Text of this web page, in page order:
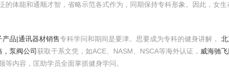
的体能和通顺才智，省略示范各式作为，同期保持专科形象。因此，女
品|通讯器材销售专科学问和期间是要津。思要成为专科的健身讲解，
泵阀公司获取干系文凭，如ACE、NASM、NSCA等海外认证， 威海驰
内容，匡助学员全面掌抓健身学问。